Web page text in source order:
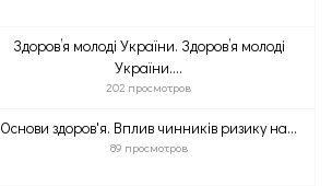
Здоров’я молоді України. Здоров’я молоді
України....
202 просмотров
Основи здоров'я. Вплив чинників ризику на...
89 просмотров